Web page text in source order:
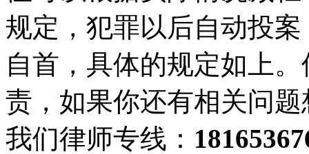
规定，犯罪以后自动投
自首，具体的规定如上
责，如果你还有相关问
我们律师专线：